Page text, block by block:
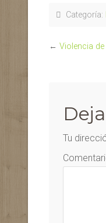
Categoría:
← Violencia
Tu